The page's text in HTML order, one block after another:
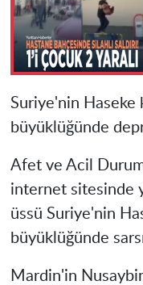
Suriye'nin
büyüklüğünde
Afet ve Acil Durum
internet sitesinde
üssü Suriye'nin
büyüklüğünde
Mardin'in